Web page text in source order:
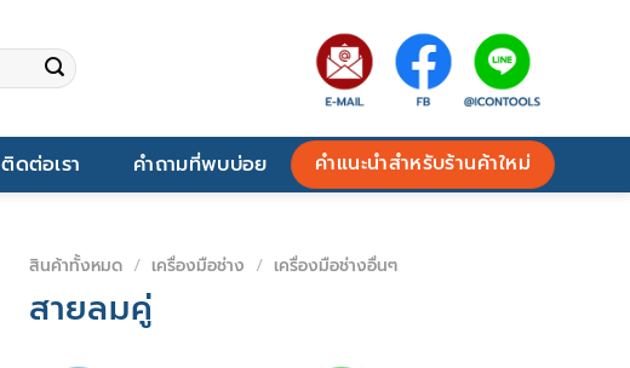
ติดต่อเรา คำถามที่พบบ่อย คำแนะนำสำหรับร้านค้าใหม่
สินค้าทั้งหมด / เครื่องมือช่าง / เครื่องมือช่างอื่นๆ
สายลมคู่